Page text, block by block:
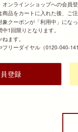
ンラインショップへの会員
品をカートに入れた後、ご
クーポンが「利用中」にな
1回限りとなります。
ます。
リーダイヤル（0120-040-
登録